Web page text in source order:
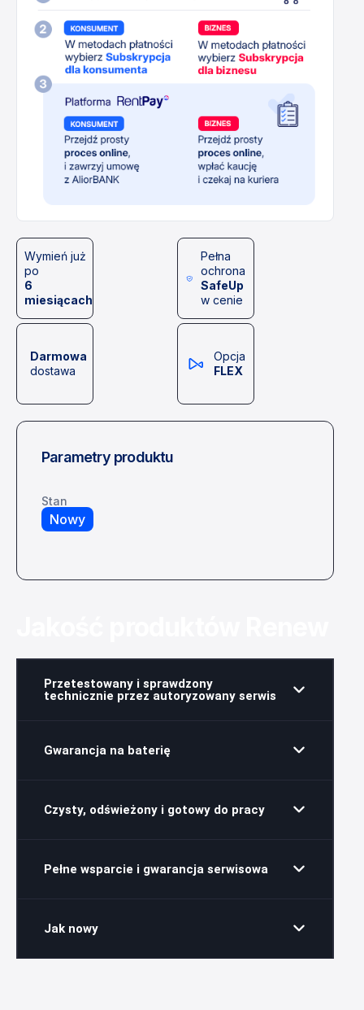
Wymień już
po
6
miesiącach
Pełna
ochrona
SafeUp
w cenie
Darmowa
dostawa
Opcja
FLEX
Parametry produktu
Stan
Nowy
Przetestowany i sprawdzony
technicznie przez autoryzowany serwis
Gwarancja na baterię
Czysty, odświeżony i gotowy do pracy
Pełne wsparcie i gwarancja serwisowa
Jak nowy